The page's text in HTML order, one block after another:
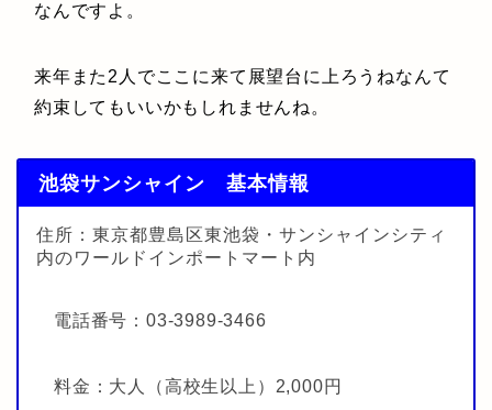
なんですよ。
来年また2人でここに来て展望台に上ろうねなんて
約束してもいいかもしれませんね。
池袋サンシャイン 基本情報
住所：東京都豊島区東池袋・サンシャインシティ
内のワールドインポートマート内
電話番号：03-3989-3466
料金：大人（高校生以上）2,000円